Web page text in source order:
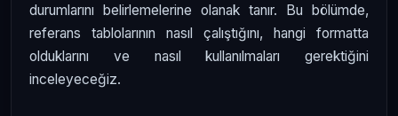
durumlarını belirlemelerine olanak tanır. Bu bölümde,
referans tablolarının nasıl çalıştığını, hangi formatta
olduklarını ve nasıl kullanılmaları gerektiğini
inceleyeceğiz.